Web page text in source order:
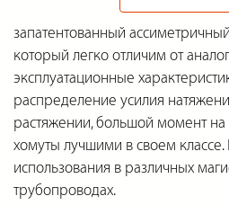
запатентованный
который легко отличим от
эксплуатационные
распределение усилия
растяжении, большой момент
хомуты лучшими в своем
использования в различных
трубопроводах.